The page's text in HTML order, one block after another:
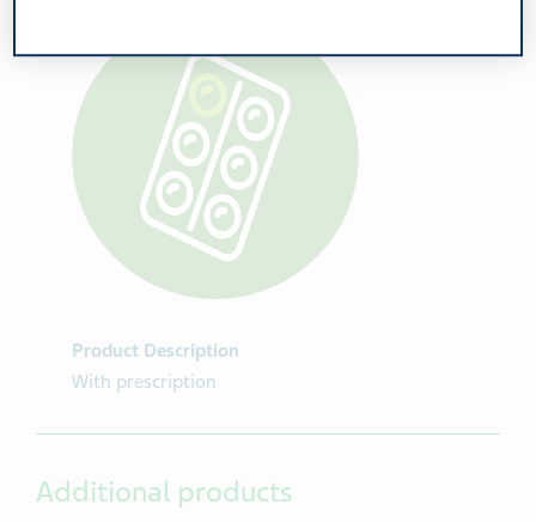
Product Description
With prescription
Additional products